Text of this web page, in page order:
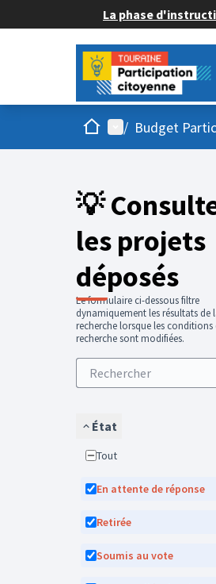
La phase
AccueilMenu principal
/ Budget
💡
les projets
déposés
Le formulaire ci-dessous filtre
dynamiquement les résultats de
recherche lorsque les conditions
recherche sont modifiées.
État
Tout
En attente de réponse
Retirée
Soumis au vote